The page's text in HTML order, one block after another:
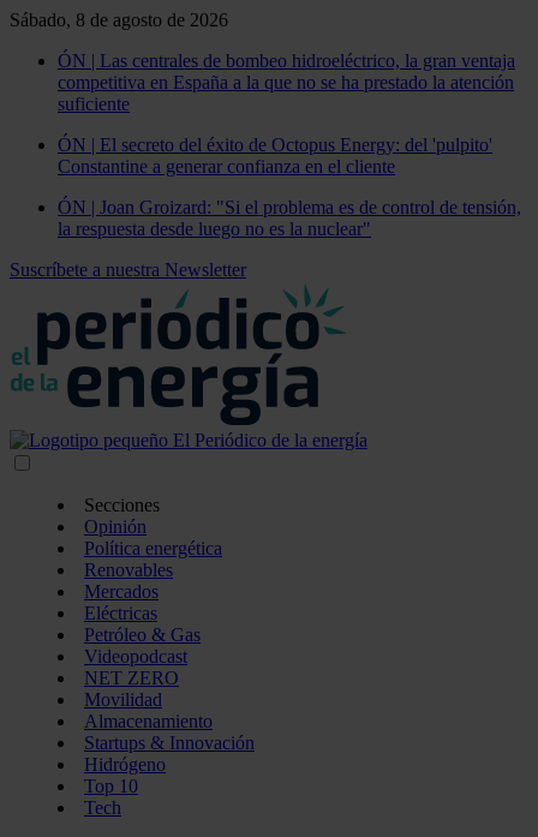
Sábado, 8 de agosto de 2026
ÓN | Las centrales de bombeo hidroeléctrico, la gran ventaja
competitiva en España a la que no se ha prestado la atención
suficiente
ÓN | El secreto del éxito de Octopus Energy: del 'pulpito'
Constantine a generar confianza en el cliente
ÓN | Joan Groizard: "Si el problema es de control de tensión,
la respuesta desde luego no es la nuclear"
Suscríbete a nuestra Newsletter
Secciones
Opinión
Política energética
Renovables
Mercados
Eléctricas
Petróleo & Gas
Videopodcast
NET ZERO
Movilidad
Almacenamiento
Startups & Innovación
Hidrógeno
Top 10
Tech